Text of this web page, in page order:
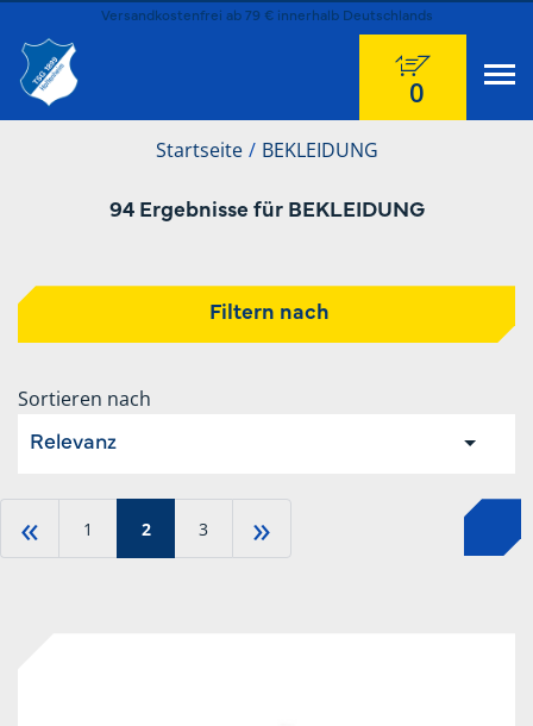
Versandkostenfrei ab 79 € innerhalb Deutschlands
0
Startseite BEKLEIDUNG
94 Ergebnisse für BEKLEIDUNG
Filtern nach
Sortieren nach
Relevanz
« 1 2 3 »